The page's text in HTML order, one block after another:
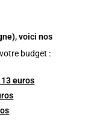
voici nos
budget :
euros